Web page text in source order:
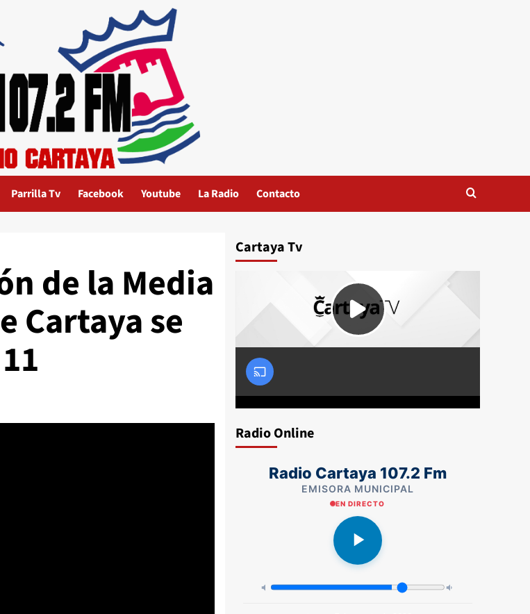
Parrilla Tv Facebook Youtube La Radio Contacto
de la Media
Cartaya se
Cartaya Tv
Radio Online
Radio Cartaya 107.2 Fm
EMISORA MUNICIPAL
EN DIRECTO